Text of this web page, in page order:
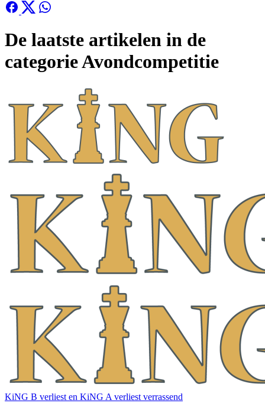
De laatste artikelen in de
categorie Avondcompetitie
KiNG B verliest en KiNG A verliest verrassend